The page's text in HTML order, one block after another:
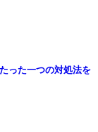
った一つの対処法を